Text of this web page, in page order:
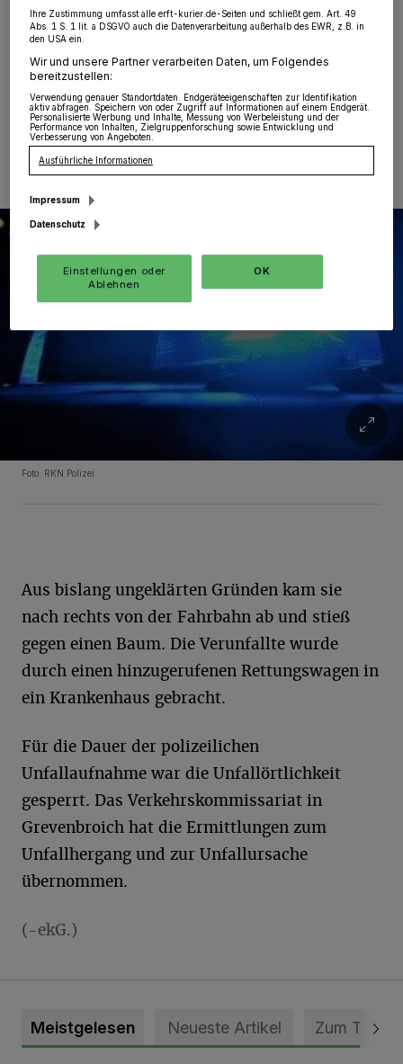
Wevelinghoven·Am Montag befuhr eine 20-jährige
Dormagenerin gegen 9 Uhr die L 69 aus Richtung
Wevelinghoven kommend in Richtung Widdeshoven.
17.10.2022 , 14:10 Uhr Eine Minute Lesezeit
Foto: RKN Polizei
Aus bislang ungeklärten Gründen kam sie
nach rechts von der Fahrbahn ab und stieß
gegen einen Baum. Die Verunfallte wurde
durch einen hinzugerufenen Rettungswagen in
ein Krankenhaus gebracht.
Für die Dauer der polizeilichen
Unfallaufnahme war die Unfallörtlichkeit
gesperrt. Das Verkehrskommissariat in
Grevenbroich hat die Ermittlungen zum
Unfallhergang und zur Unfallursache
übernommen.
(-ekG.)
Meistgelesen Neueste Artikel Zum Thema
Ihre Zustimmung umfasst alle erft-kurier.de-Seiten und schließt gem. Art. 49
Abs. 1 S. 1 lit. a DSGVO auch die Datenverarbeitung außerhalb des EWR, z.B. in
den USA ein.
Wir und unsere Partner verarbeiten Daten, um Folgendes
bereitzustellen:
Verwendung genauer Standortdaten. Endgeräteeigenschaften zur Identifikation
aktiv abfragen. Speichern von oder Zugriff auf Informationen auf einem Endgerät.
Personalisierte Werbung und Inhalte, Messung von Werbeleistung und der
Performance von Inhalten, Zielgruppenforschung sowie Entwicklung und
Verbesserung von Angeboten.
Ausführliche Informationen
Impressum
Datenschutz
Einstellungen oder
Ablehnen
OK